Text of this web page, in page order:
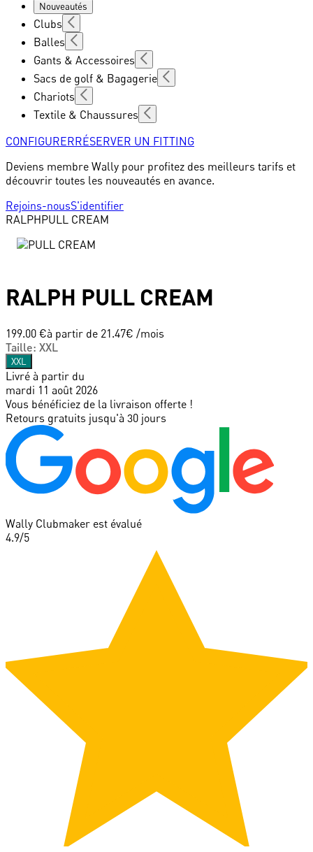
Nouveautés
Clubs
Balles
Gants & Accessoires
Sacs de golf & Bagagerie
Chariots
Textile & Chaussures
CONFIGURERRÉSERVER UN FITTING
Deviens membre Wally pour profitez des meilleurs tarifs et
découvrir toutes les nouveautés en avance.
Rejoins-nousS'identifier
RALPHPULL CREAM
RALPH PULL CREAM
199.00 €à partir de 21.47€ /mois
Taille: XXL
XXL
Livré à partir du
mardi 11 août 2026
Vous bénéficiez de la livraison offerte !
Retours gratuits jusqu'à 30 jours
Wally Clubmaker est évalué
4.9/5